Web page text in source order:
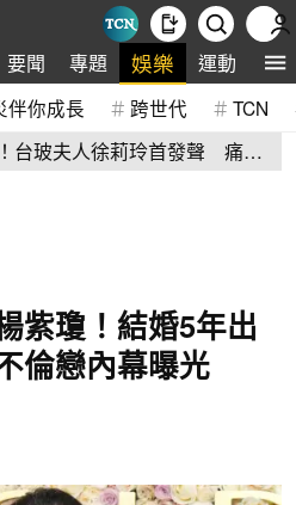
要聞 專題 娛樂 運動 全
伴你成長 跨世代 TCN
台玻夫人徐莉玲首發聲 痛揭
紫瓊！結婚5年出
倫戀內幕曝光